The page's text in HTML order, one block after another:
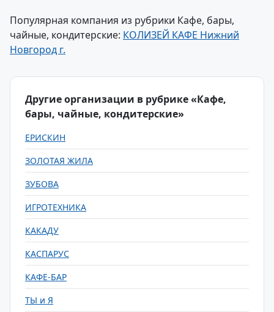
Популярная компания из рубрики Кафе, бары,
чайные, кондитерские: КОЛИЗЕЙ КАФЕ Нижний
Новгород г.
Другие организации в рубрике «Кафе,
бары, чайные, кондитерские»
ЕРИСКИН
ЗОЛОТАЯ ЖИЛА
ЗУБОВА
ИГРОТЕХНИКА
КАКАДУ
КАСПАРУС
КАФЕ-БАР
ТЫ и Я